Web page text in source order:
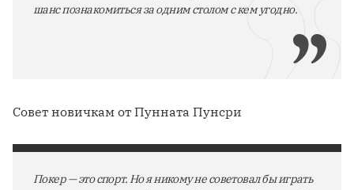
шанс познакомиться за одним столом с кем угодно.
Совет новичкам от Пунната Пунсри
Покер — это спорт. Но я никому не советовал бы играть